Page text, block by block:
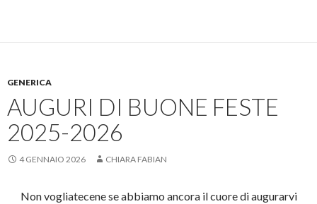
GENERICA
AUGURI DI BUONE FESTE
2025-2026
4 GENNAIO 2026 CHIARA FABIAN
Non vogliatecene se abbiamo ancora il cuore di augurarvi